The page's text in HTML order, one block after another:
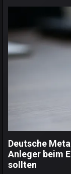
Deutsche
Anleger beim
sollten